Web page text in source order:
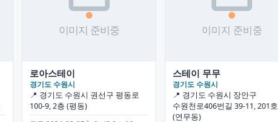
로아스테이
경기도 수원시
📍 경기도 수원시 권선구 평동로
100-9, 2층 (평동)
스테이 무무
경기도 수원시
📍 경기도 수원시 장안구
수원천로406번길 39-11, 201호
(연무동)